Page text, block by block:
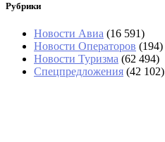
Рубрики
Новости Авиа (16 591)
Новости Операторов (194)
Новости Туризма (62 494)
Спецпредложения (42 102)